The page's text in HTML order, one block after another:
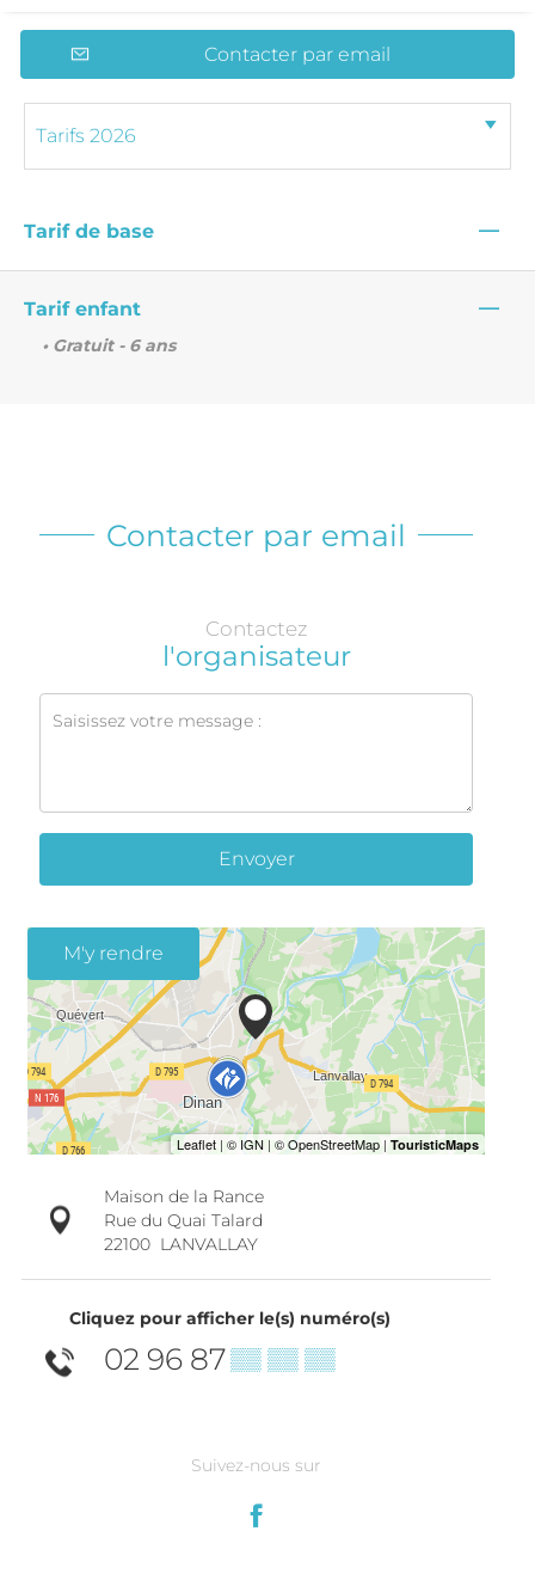
Contacter par email
Tarif de base —
Tarif enfant —
• Gratuit - 6 ans
Contacter par email
Contactez
l'organisateur
Envoyer
M'y rendre
Maison de la Rance
Rue du Quai Talard
22100 LANVALLAY
Cliquez pour afficher le(s) numéro(s)
02 96 87▒▒ ▒▒ ▒▒
Suivez-nous sur